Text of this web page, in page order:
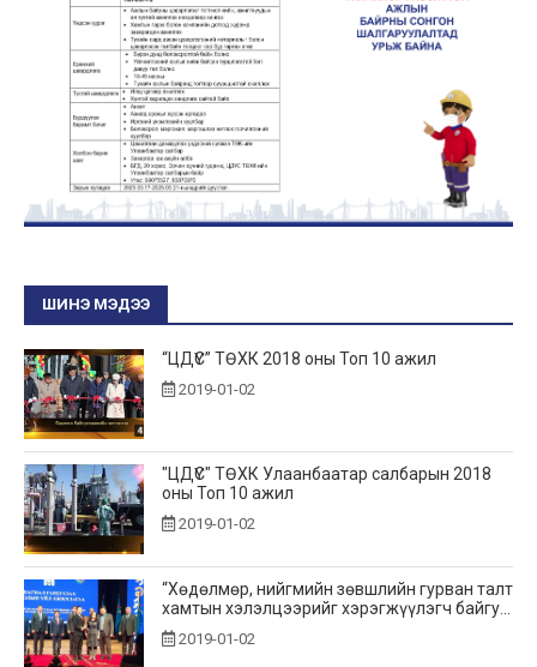
ШИНЭ МЭДЭЭ
“ЦДҮС” ТӨХК 2018 оны Топ 10 ажил
2019-01-02
"ЦДҮС" ТӨХК Улаанбаатар салбарын 2018
оны Топ 10 ажил
2019-01-02
“Хөдөлмөр, нийгмийн зөвшлийн гурван талт
хамтын хэлэлцээрийг хэрэгжүүлэгч байгу...
2019-01-02